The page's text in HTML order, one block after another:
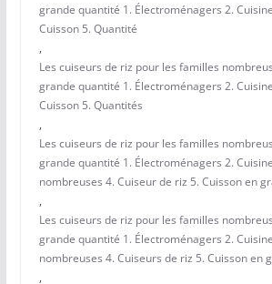
grande quantité 1. Électroménagers 2.
Cuisson 5. Quantité
,
Les cuiseurs de riz pour les familles
grande quantité 1. Électroménagers 2.
Cuisson 5. Quantités
,
Les cuiseurs de riz pour les familles
grande quantité 1. Électroménagers 2.
nombreuses 4. Cuiseur de riz 5. Cuisson en
,
Les cuiseurs de riz pour les familles
grande quantité 1. Électroménagers 2.
nombreuses 4. Cuiseurs de riz 5. Cuisson en
,